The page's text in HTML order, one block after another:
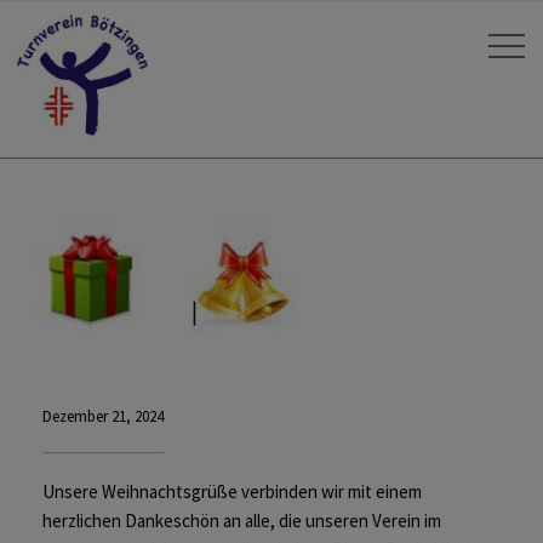
Dezember 21, 2024
Unsere Weihnachtsgrüße verbinden wir mit einem
herzlichen Dankeschön an alle, die unseren Verein im